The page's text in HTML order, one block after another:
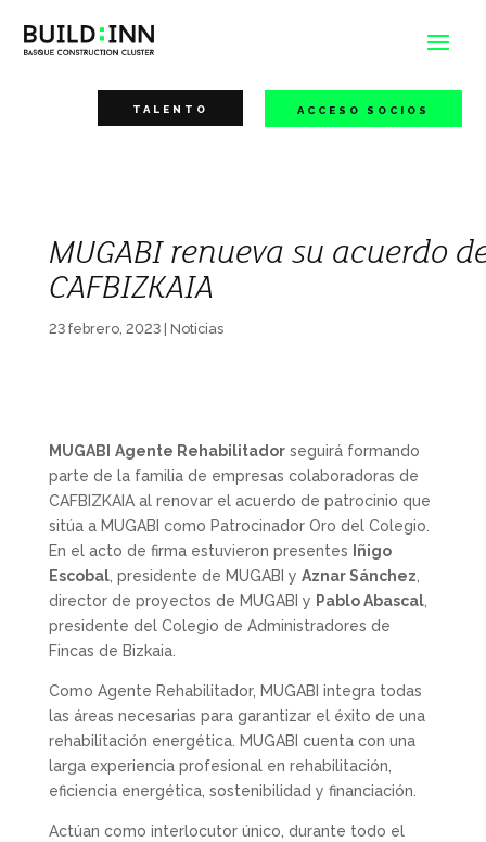
TALENTO ACCESO SOCIOS
MUGABI renueva su acuerdo
CAFBIZKAIA
23 febrero, 2023| Noticias
MUGABI Agente Rehabilitadorseguirá formando
parte de la familia de empresas colaboradoras de
CAFBIZKAIA al renovar el acuerdo de patrocinio que
sitúa a MUGABI como Patrocinador Oro del Colegio.
En el acto de firma estuvieron presentes
Iñigo
Escobal, presidente de MUGABI y Aznar Sánchez
director de proyectos de MUGABI y Pablo Abascal,
presidente del Colegio de Administradores de
Fincas de Bizkaia.
Como Agente Rehabilitador, MUGABI integra todas
las áreas necesarias para garantizar el éxito de una
rehabilitación energética. MUGABI cuenta con una
larga experiencia profesional en rehabilitación,
eficiencia energética, sostenibilidad y financiación.
Actúan como interlocutor único, durante todo el